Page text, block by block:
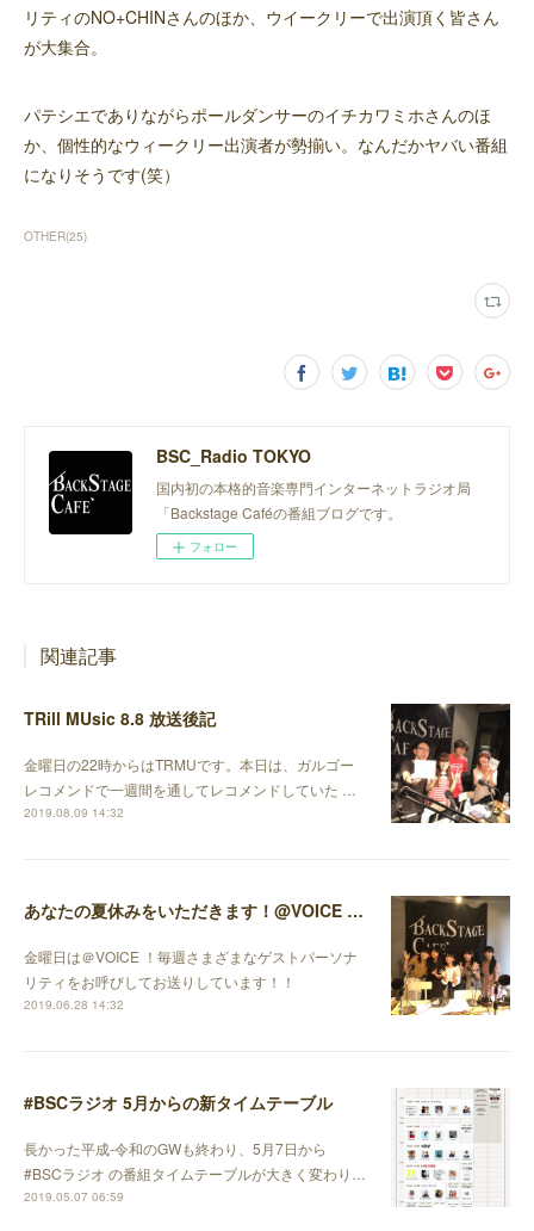
リティのNO+CHINさんのほか、ウイークリーで出演頂く皆さん
が大集合。
パテシエでありながらポールダンサーのイチカワミホさんのほ
か、個性的なウィークリー出演者が勢揃い。なんだかヤバい番組
になりそうです(笑）
OTHER(25)
BSC_Radio TOKYO
国内初の本格的音楽専門インターネットラジオ局
「Backstage Caféの番組ブログです。
フォロー
関連記事
TRill MUsic 8.8 放送後記
金曜日の22時からはTRMUです。本日は、ガルゴー
レコメンドで一週間を通してレコメンドしていた …
2019.08.09 14:32
あなたの夏休みをいただきます！@VOICE 06.28放送後記
金曜日は＠VOICE ！毎週さまざまなゲストパーソナ
リティをお呼びしてお送りしています！！
2019.06.28 14:32
#BSCラジオ 5月からの新タイムテーブル
長かった平成-令和のGWも終わり、5月7日から
#BSCラジオ の番組タイムテーブルが大きく変わり…
2019.05.07 06:59